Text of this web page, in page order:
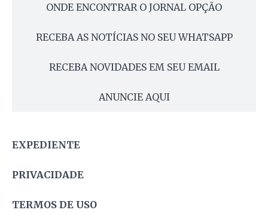
ONDE ENCONTRAR O JORNAL OPÇÃO
RECEBA AS NOTÍCIAS NO SEU WHATSAPP
RECEBA NOVIDADES EM SEU EMAIL
ANUNCIE AQUI
EXPEDIENTE
PRIVACIDADE
TERMOS DE USO